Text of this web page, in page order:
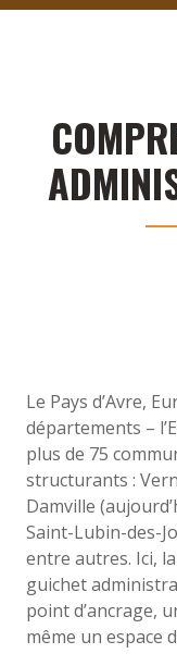
Le Pays d’Avre,
départements –
plus de 75
structurants :
Damville
Saint-Lubin-des-
entre autres. Ici,
guichet
point d’ancrage,
même un espace